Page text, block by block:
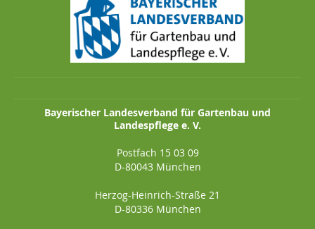
Bayerischer Landesverband für Gartenbau und
Landespflege e. V.
Postfach 15 03 09
D-80043 München
Herzog-Heinrich-Straße 21
D-80336 München